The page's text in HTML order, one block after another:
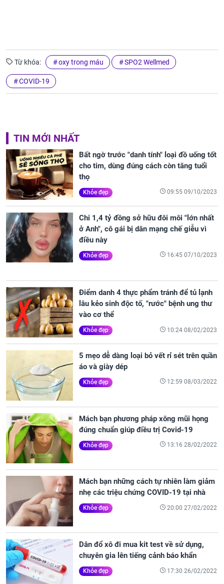
Từ khóa: oxy trong máu SPO2 Wellmed
COVID-19
TIN MỚI NHẤT
Bất ngờ trước "danh tính" loại đồ uống tốt
cho tim, dùng đúng cách còn tăng tuổi
thọ
Khỏe đẹp 09:55 09/10/2023
Chi 1,4 tỷ đồng sở hữu đôi môi "lớn nhất
ở Anh", cô gái bị dân mạng chế giễu vì
điều này
Khỏe đẹp 16:45 07/10/2023
Điểm danh 4 thực phẩm tránh để tủ lạnh
lâu kẻo sinh độc tố, "rước" bệnh ung thư
vào cơ thể
Khỏe đẹp 10:24 08/02/2023
5 mẹo dễ dàng loại bỏ vết rỉ sét trên quần
áo và giày dép
Khỏe đẹp 12:59 08/03/2022
Mách bạn phương pháp xông mũi họng
đúng chuẩn giúp điều trị Covid-19
Khỏe đẹp 13:16 28/02/2022
Mách bạn những cách tự nhiên làm giảm
nhẹ các triệu chứng COVID-19 tại nhà
Khỏe đẹp 20:00 27/02/2022
Dân đổ xô đi mua kit test về sử dụng,
chuyên gia lên tiếng cảnh báo khẩn
Khỏe đẹp 17:30 26/02/2022